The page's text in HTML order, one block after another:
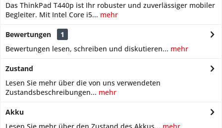
Das ThinkPad T440p ist Ihr robuster und zuverlässiger mobiler
Begleiter. Mit Intel Core i5... mehr
Bewertungen
1
Bewertungen lesen, schreiben und diskutieren... mehr
Zustand
Lesen Sie mehr über die von uns verwendeten
Zustandsbeschreibungen... mehr
Akku